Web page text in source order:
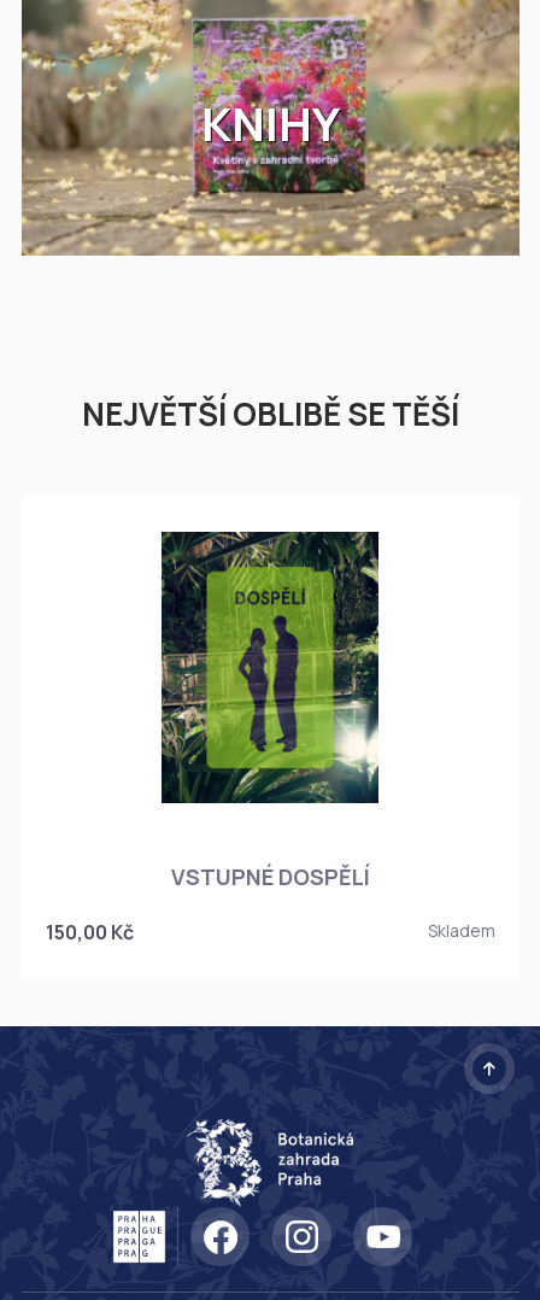
KNIHY
NEJVĚTŠÍ OBLIBĚ SE TĚŠÍ
VSTUPNÉ DOSPĚLÍ
150,00 Kč Skladem